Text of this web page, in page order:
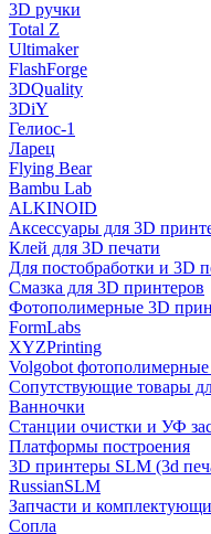
3D ручки
Total Z
Ultimaker
FlashForge
3DQuality
3DiY
Гелиос-1
Ларец
Flying Bear
Bambu Lab
ALKINOID
Аксессуары для 3D
Клей для 3D печати
Для постобработки и 3D
Смазка для 3D принтеров
Фотополимерные 3D
FormLabs
XYZPrinting
Volgobot
Сопутствующие товары
Ванночки
Станции очистки и УФ
Платформы построения
3D принтеры SLM (3d
RussianSLM
Запчасти и
Сопла